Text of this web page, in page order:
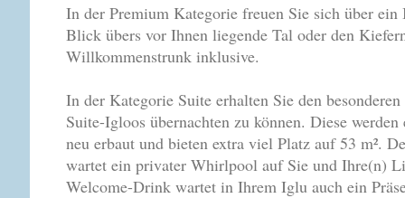
In der Premium Kategorie freuen Sie sich über
Blick übers vor Ihnen liegende Tal oder den
Willkommenstrunk inklusive.
In der Kategorie Suite erhalten Sie den
Suite-Igloos übernachten zu können. Diese
neu erbaut und bieten extra viel Platz auf 53 m².
wartet ein privater Whirlpool auf Sie und Ihre(n)
Welcome-Drink wartet in Ihrem Iglu auch ein